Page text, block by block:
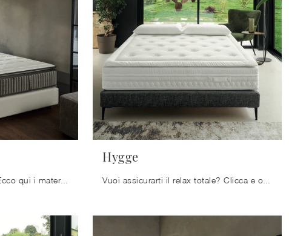
Esperti del buon sonno! Ecco qui i materassi matrimoniali a molle insacchettate di Ennerev: clicca e scopri di più sul modello Victoria.
Hygge